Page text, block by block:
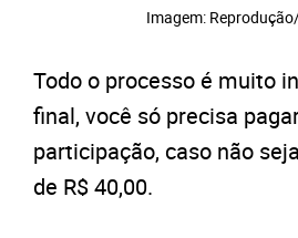
Imagem:
Todo o processo é muito
final, você só precisa
participação, caso não
de R$ 40,00.